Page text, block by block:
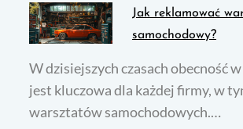
Jak reklamować
samochodowy?
W dzisiejszych czasach obecność
jest kluczowa dla każdej firmy, w
warsztatów samochodowych.…